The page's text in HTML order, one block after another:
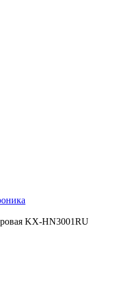
KX-HN3001RU